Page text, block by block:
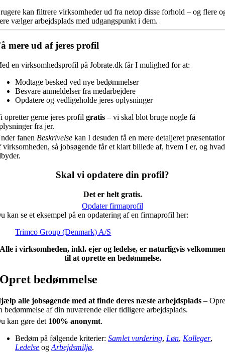
kan filtrere virksomheder ud fra netop disse forhold – og flere
vælger arbejdsplads med udgangspunkt i dem.
mere ud af jeres profil
en virksomhedsprofil på Jobrate.dk får I mulighed for at:
Modtage besked ved nye bedømmelser
Besvare anmeldelser fra medarbejdere
Opdatere og vedligeholde jeres oplysninger
opretter gerne jeres profilgratis – vi skal blot bruge nogle få
fra jer.
fanen Beskrivelse kan I desuden få en mere detaljeret
virksomheden, så jobsøgende får et klart billede af, hvem I er, og
Skal vi opdatere din profil?
Det er helt gratis.
Opdater firmaprofil
kan se et eksempel på en opdatering af en firmaprofil her:
Trimco Group (Denmark) A/S
i virksomheden, inkl. ejer og ledelse, er naturligvis
til at oprette en bedømmelse.
Opret bedømmelse
alle jobsøgende med at finde deres næste arbejdsplads –
bedømmelse af din nuværende eller tidligere arbejdsplads.
kan gøre det 100% anonymt.
Bedøm på følgende kriterier:Samlet vurdering, Løn, Kolleger,
Ledelse ogArbejdsmiljø.